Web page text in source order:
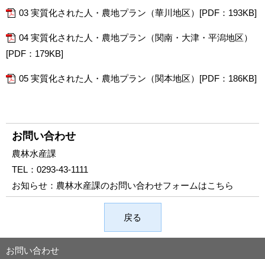
03 実質化された人・農地プラン（華川地区）[PDF：193KB]
04 実質化された人・農地プラン（関南・大津・平潟地区）
[PDF：179KB]
05 実質化された人・農地プラン（関本地区）[PDF：186KB]
お問い合わせ
農林水産課
TEL： 0293-43-1111
お知らせ： 農林水産課のお問い合わせフォームはこちら
戻る
お問い合わせ